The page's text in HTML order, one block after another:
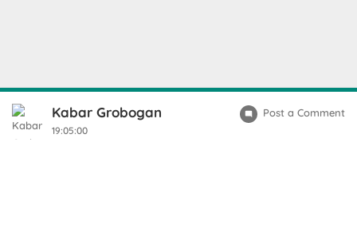
Kabar Grobogan
19:05:00
Post a Comment